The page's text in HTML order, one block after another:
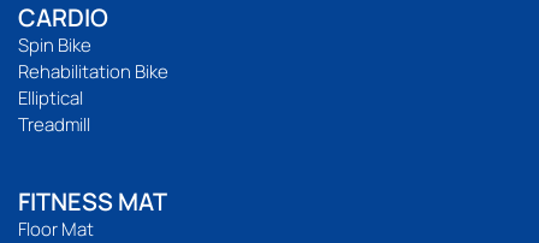
CARDIO
Spin Bike
Rehabilitation Bike
Elliptical
Treadmill
FITNESS MAT
Floor Mat